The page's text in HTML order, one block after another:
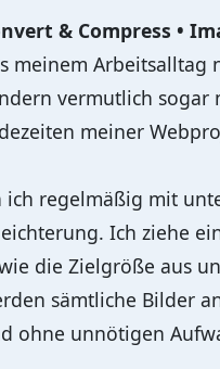
& Compress •
meinem Arbeitsalltag
vermutlich sogar
meiner
ich regelmäßig mit
Ich ziehe
die Zielgröße aus
sämtliche Bilder
ohne unnötigen